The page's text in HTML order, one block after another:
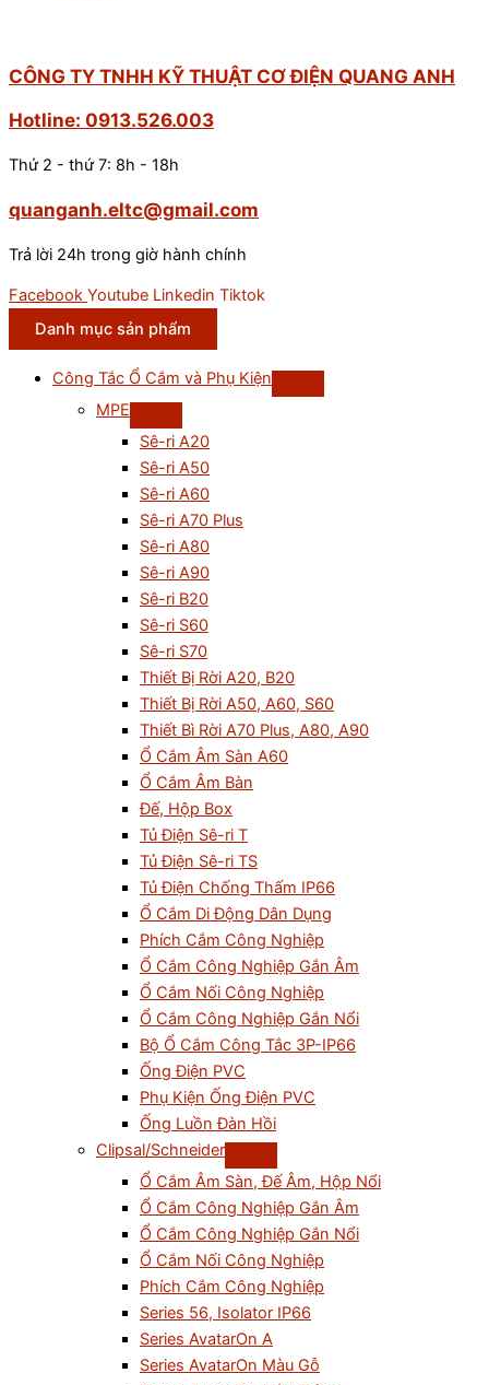
CÔNG TY TNHH KỸ THUẬT CƠ ĐIỆN QUANG ANH
Hotline: 0913.526.003
Thứ 2 - thứ 7: 8h - 18h
quanganh.eltc@gmail.com
Trả lời 24h trong giờ hành chính
Facebook Youtube Linkedin Tiktok
Danh mục sản phẩm
Công Tắc Ổ Cắm và Phụ Kiện
MPE
Sê-ri A20
Sê-ri A50
Sê-ri A60
Sê-ri A70 Plus
Sê-ri A80
Sê-ri A90
Sê-ri B20
Sê-ri S60
Sê-ri S70
Thiết Bị Rời A20, B20
Thiết Bị Rời A50, A60, S60
Thiết Bì Rời A70 Plus, A80, A90
Ổ Cắm Âm Sàn A60
Ổ Cắm Âm Bàn
Đế, Hộp Box
Tủ Điện Sê-ri T
Tủ Điện Sê-ri TS
Tủ Điện Chống Thấm IP66
Ổ Cắm Di Động Dân Dụng
Phích Cắm Công Nghiệp
Ổ Cắm Công Nghiệp Gắn Âm
Ổ Cắm Nối Công Nghiệp
Ổ Cắm Công Nghiệp Gắn Nổi
Bộ Ổ Cắm Công Tắc 3P-IP66
Ống Điện PVC
Phụ Kiện Ống Điện PVC
Ống Luồn Đàn Hồi
Clipsal/Schneider
Ổ Cắm Âm Sàn, Đế Âm, Hộp Nổi
Ổ Cắm Công Nghiệp Gắn Âm
Ổ Cắm Công Nghiệp Gắn Nổi
Ổ Cắm Nối Công Nghiệp
Phích Cắm Công Nghiệp
Series 56, Isolator IP66
Series AvatarOn A
Series AvatarOn Màu Gỗ